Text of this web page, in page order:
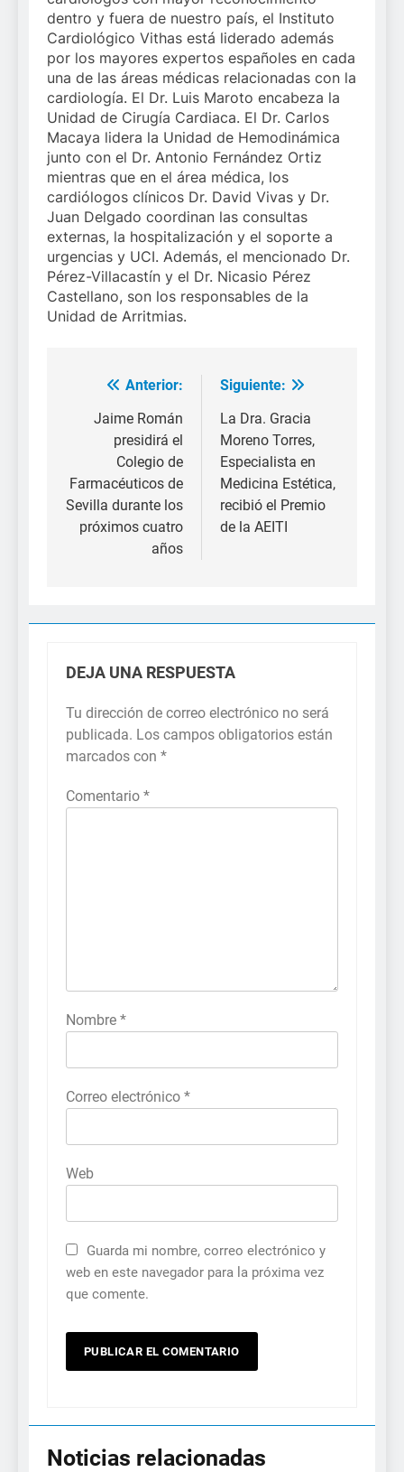
dentro y fuera de nuestro país, el Instituto
Cardiológico Vithas está liderado además
por los mayores expertos españoles en cada
una de las áreas médicas relacionadas con la
cardiología. El Dr. Luis Maroto encabeza la
Unidad de Cirugía Cardiaca. El Dr. Carlos
Macaya lidera la Unidad de Hemodinámica
junto con el Dr. Antonio Fernández Ortiz
mientras que en el área médica, los
cardiólogos clínicos Dr. David Vivas y Dr.
Juan Delgado coordinan las consultas
externas, la hospitalización y el soporte a
urgencias y UCI. Además, el mencionado Dr.
Pérez-Villacastín y el Dr. Nicasio Pérez
Castellano, son los responsables de la
Unidad de Arritmias.
Navegación
entradas
Anterior:
Jaime Román
presidirá el
Colegio de
Farmacéuticos de
Sevilla durante los
próximos cuatro
años
Siguiente:
La Dra. Gracia
Moreno Torres,
Especialista en
Medicina Estética,
recibió el Premio
de la AEITI
DEJA UNA RESPUESTA
Tu dirección de correo electrónico no será
publicada. Los campos obligatorios están
marcados con *
Comentario *
Nombre *
Correo electrónico *
Web
Guarda mi nombre, correo electrónico y
web en este navegador para la próxima vez
que comente.
Noticias relacionadas